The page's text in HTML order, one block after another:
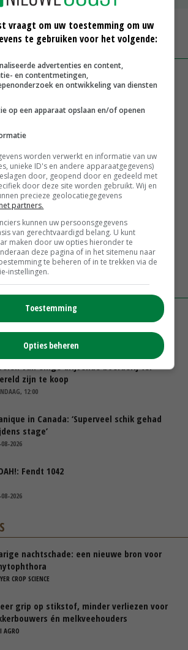
MEER MARKTPRIJZEN
Europese melkprijs daalt licht in
noteert eerste zaaiuien op
20 euro
14:59
boerenacties in Twente en
zetten de trend
14:48
veroorzaakt steeds meer problemen:
afgelopen week al leeg’
van enige drijvende boerderij ter
zijn te koop
12:00
in Canada: ‘Superveel schik gehad
stage’
2026
Fendt 1042
2026
nachtschade: een nieuwe bron voor
CROP SCIENCE
grip op stikstof, minder verliezen voor
én melkveehouders
AGRO
vraagt om uw toestemming om uw
te gebruiken voor het volgende:
advertenties en content,
en contentmetingen,
en ontwikkeling van diensten
op een apparaat opslaan en/of openen
worden verwerkt en informatie van uw
unieke ID's en andere apparaatgegevens)
door, geopend door en gedeeld met
door deze site worden gebruikt. Wij en
precieze geolocatiegegevens
partners.
kunnen uw persoonsgegevens
van gerechtvaardigd belang. U kunt
maken door uw opties hieronder te
deze pagina of in het sitemenu naar
te beheren of in te trekken via de
instellingen.
Toestemming
Opties beheren